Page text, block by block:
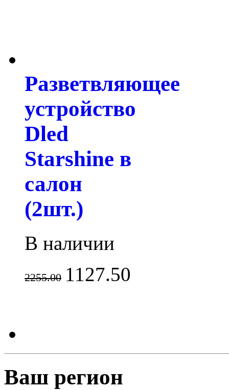
Разветвляющее
устройство
Dled
Starshine в
салон
(2шт.)
В наличии
2255.00 1127.50
Ваш регион